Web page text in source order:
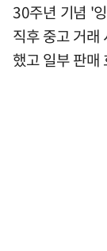
30주년 기념 '
직후 중고 거래
했고 일부 판매